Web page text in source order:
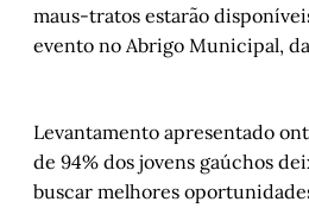
maus-tratos estarão
evento no Abrigo Municipal,
Levantamento apresentado
de 94% dos jovens gaúchos
buscar melhores